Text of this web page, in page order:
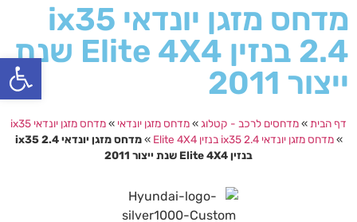
מדחס מזגן יונדאי ix35
2.4 בנזין Elite 4X4 שנת
ייצור 2011
דף הבית »מדחסים לרכב - קטלוג »מדחס מזגן יונדאי »מדחס מזגן יונדאי ix35
»מדחס מזגן יונדאי ix35 2.4 בנזין Elite 4X4 »
מדחס מזגן יונדאי ix35 2.4
בנזין Elite 4X4 שנת ייצור 2011